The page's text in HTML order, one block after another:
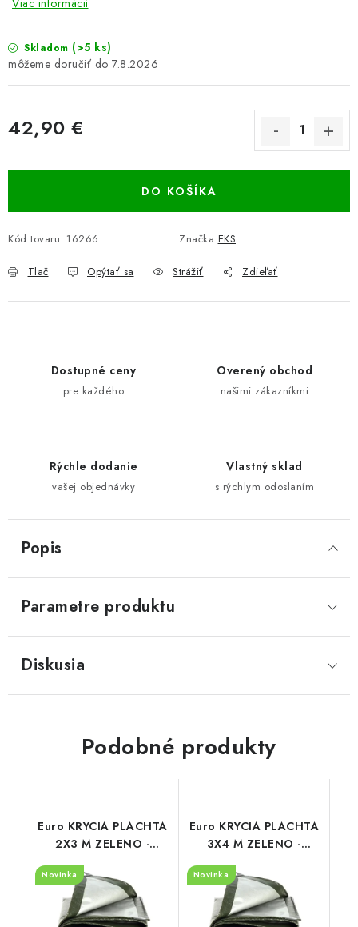
Skladom (>5 ks)
7.8.2026
42,90 €
DO KOŠÍKA
Kód tovaru: 16266 Značka:EKS
Tlač Opýtať sa Strážiť Zdieľať
Dostupné ceny
pre každého
Overený obchod
našimi zákazníkmi
Rýchle dodanie
vašej objednávky
Vlastný sklad
s rýchlym odoslaním
Popis
Parametre produktu
Diskusia
Podobné produkty
Euro KRYCIA PLACHTA
2X3 M ZELENO -
(130g/m2)
Novinka
Euro KRYCIA PLACHTA
3X4 M ZELENO -
(130g/m2)
Novinka